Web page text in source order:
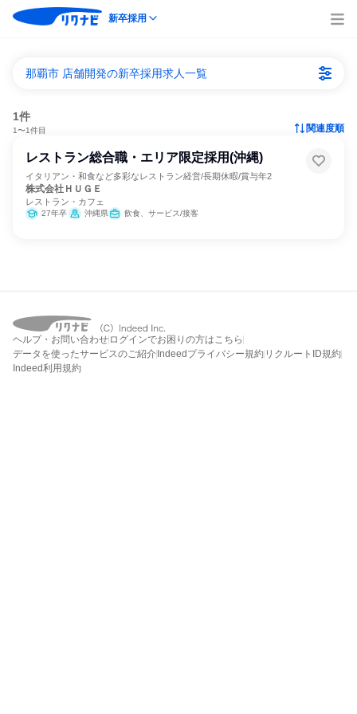
新卒採用
那覇市 店舗開発の新卒採用求人一覧
1件
1〜1件目 関連度順
レストラン総合職・エリア限定採用(沖縄)
イタリアン・和食など多彩なレストラン経営/長期休暇/賞与年2
株式会社ＨＵＧＥ
レストラン・カフェ
27年卒 沖縄県 飲食、サービス/接客
ヘルプ・お問い合わせ ログインでお困りの方はこちら
データを使ったサービスのご紹介 Indeedプライバシー規約 リクルートID規約
Indeed利用規約